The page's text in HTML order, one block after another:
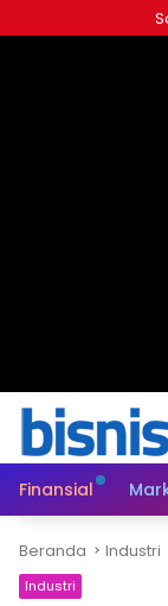
ke
Finansial
Beranda Industri
Industri